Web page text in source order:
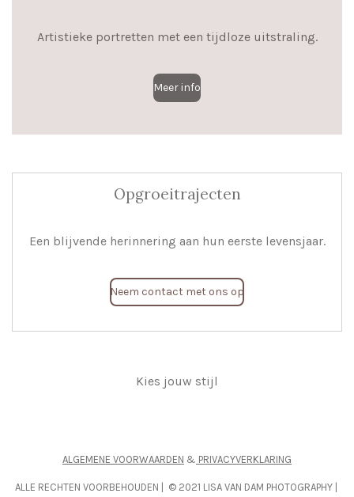
Artistieke portretten met een tijdloze uitstraling.
Meer info
Opgroeitrajecten
Een blijvende herinnering aan hun eerste levensjaar.
Neem contact met ons op
Kies jouw stijl
ALGEMENE VOORWAARDEN & PRIVACYVERKLARING
ALLE RECHTEN VOORBEHOUDEN | © 2021 LISA VAN DAM PHOTOGRAPHY |